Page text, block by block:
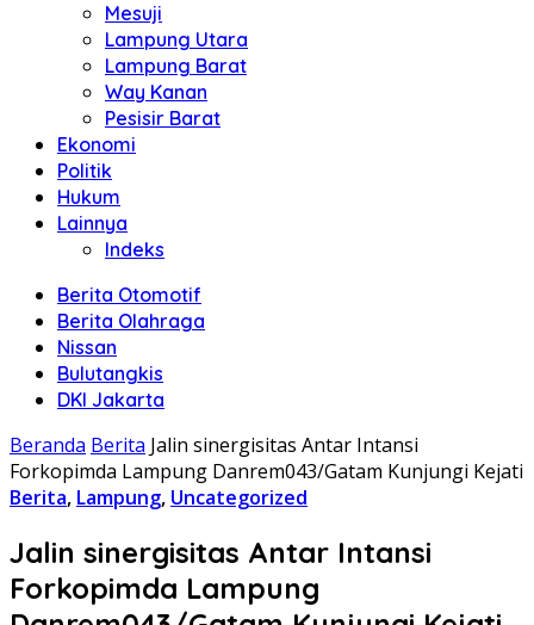
Mesuji
Lampung Utara
Lampung Barat
Way Kanan
Pesisir Barat
Ekonomi
Politik
Hukum
Lainnya
Indeks
Berita Otomotif
Berita Olahraga
Nissan
Bulutangkis
DKI Jakarta
Beranda Berita Jalin sinergisitas Antar Intansi
Forkopimda Lampung Danrem043/Gatam Kunjungi Kejati
Berita, Lampung, Uncategorized
Jalin sinergisitas Antar Intansi
Forkopimda Lampung